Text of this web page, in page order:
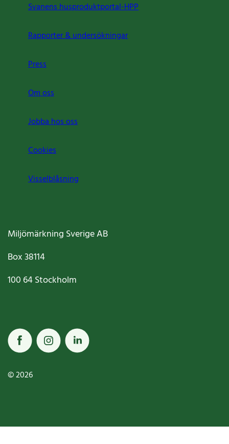
Svanens husproduktportal-HPP
Rapporter & undersökningar
Press
Om oss
Jobba hos oss
Cookies
Visselblåsning
Miljömärkning Sverige AB
Box38114
100 64Stockholm
© 2026